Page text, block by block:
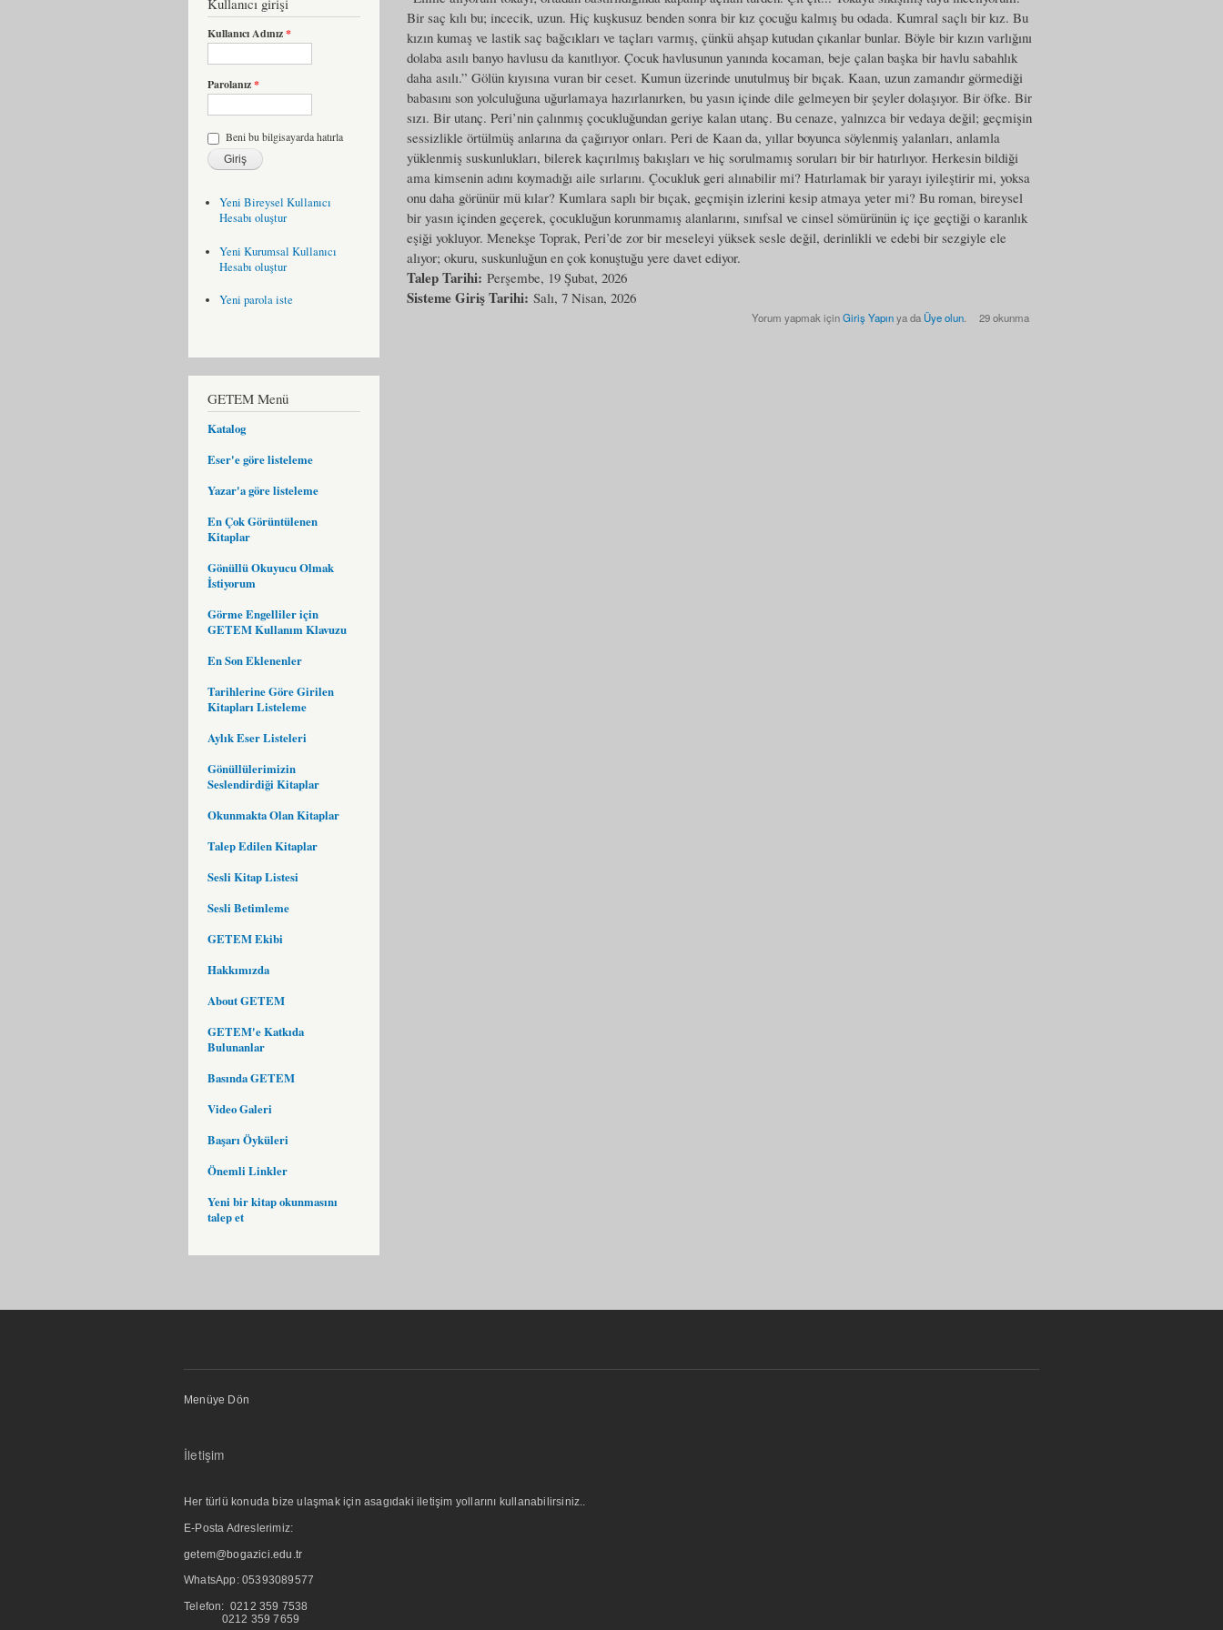
Kullanıcı Adınız*
Parolanız*
Beni bu bilgisayarda hatırla
Yeni Bireysel Kullanıcı
Hesabı oluştur
Yeni Kurumsal Kullanıcı
Hesabı oluştur
Yeni parola iste
GETEM Menü
Katalog
Eser'e göre listeleme
Yazar'a göre listeleme
En Çok Görüntülenen
Kitaplar
Gönüllü Okuyucu Olmak
İstiyorum
Görme Engelliler için
GETEM Kullanım Klavuzu
En Son Eklenenler
Tarihlerine Göre Girilen
Kitapları Listeleme
Aylık Eser Listeleri
Gönüllülerimizin
Seslendirdiği Kitaplar
Okunmakta Olan Kitaplar
Talep Edilen Kitaplar
Sesli Kitap Listesi
Sesli Betimleme
GETEM Ekibi
Hakkımızda
About GETEM
GETEM'e Katkıda
Bulunanlar
Basında GETEM
Video Galeri
Başarı Öyküleri
Önemli Linkler
Yeni bir kitap okunmasını
talep et
Bir saç kılı bu; incecik, uzun. Hiç kuşkusuz benden sonra bir kız çocuğu kalmış bu odada. Kumral saçlı bir kız. Bu
kızın kumaş ve lastik saç bağcıkları ve taçları varmış, çünkü ahşap kutudan çıkanlar bunlar. Böyle bir kızın varlığını
dolaba asılı banyo havlusu da kanıtlıyor. Çocuk havlusunun yanında kocaman, beje çalan başka bir havlu sabahlık
daha asılı.” Gölün kıyısına vuran bir ceset. Kumun üzerinde unutulmuş bir bıçak. Kaan, uzun zamandır görmediği
babasını son yolculuğuna uğurlamaya hazırlanırken, bu yasın içinde dile gelmeyen bir şeyler dolaşıyor. Bir öfke. Bir
sızı. Bir utanç. Peri’nin çalınmış çocukluğundan geriye kalan utanç. Bu cenaze, yalnızca bir vedaya değil; geçmişin
sessizlikle örtülmüş anlarına da çağırıyor onları. Peri de Kaan da, yıllar boyunca söylenmiş yalanları, anlamla
yüklenmiş suskunlukları, bilerek kaçırılmış bakışları ve hiç sorulmamış soruları bir bir hatırlıyor. Herkesin bildiği
ama kimsenin adını koymadığı aile sırlarını. Çocukluk geri alınabilir mi? Hatırlamak bir yarayı iyileştirir mi, yoksa
onu daha görünür mü kılar? Kumlara saplı bir bıçak, geçmişin izlerini kesip atmaya yeter mi? Bu roman, bireysel
bir yasın içinden geçerek, çocukluğun korunmamış alanlarını, sınıfsal ve cinsel sömürünün iç içe geçtiği o karanlık
eşiği yokluyor. Menekşe Toprak, Peri’de zor bir meseleyi yüksek sesle değil, derinlikli ve edebi bir sezgiyle ele
alıyor; okuru, suskunluğun en çok konuştuğu yere davet ediyor.
Talep Tarihi: Perşembe, 19 Şubat, 2026
Sisteme Giriş Tarihi: Salı, 7 Nisan, 2026
Yorum yapmak içinGiriş Yapınya da Üye olun. 29 okunma
Menüye Dön
İletişim
Her türlü konuda bize ulaşmak için asagıdaki iletişim yollarını kullanabilirsiniz..
E-Posta Adreslerimiz:
getem@bogazici.edu.tr
WhatsApp: 05393089577
Telefon: 0212 359 7538
0212 359 7659